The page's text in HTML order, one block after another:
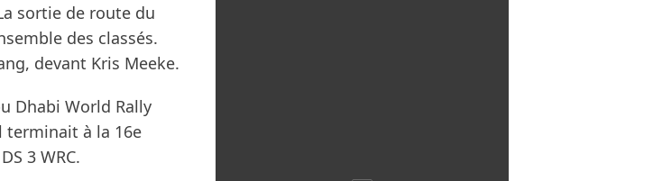
sortie de route du
des classés.
devant Kris Meeke.
Dhabi World Rally
terminait à la 16e
3 WRC.